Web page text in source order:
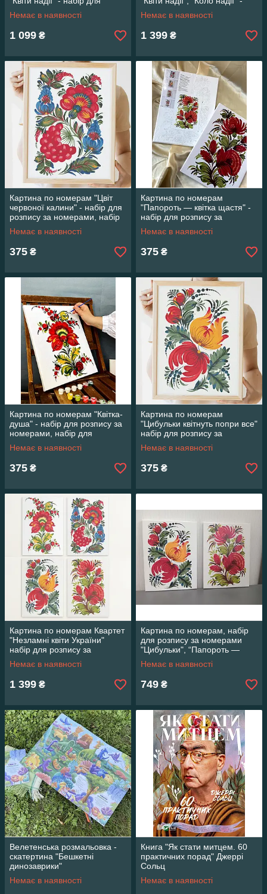
розпису за номерами
Немає в наявності
1 099 ₴
набір для розпису
Немає в наявності
1 399 ₴
Картина по номерам "Цвіт
червоної калини" - набір для
розпису за номерами, набір
для творчості
Немає в наявності
375 ₴
Картина по номерам
"Папороть — квітка щастя" -
набір для розпису за
номерами, набір для
творчості
Немає в наявності
375 ₴
Картина по номерам "Квітка-
душа" - набір для розпису за
номерами, набір для
творчості
Немає в наявності
375 ₴
Картина по номерам
"Цибульки квітнуть попри все"
набір для розпису за
номерами, набір для
творчості
Немає в наявності
375 ₴
Картина по номерам Квартет
"Незламні квіти України"
набір для розпису за
номерами, набір для
творчості
Немає в наявності
1 399 ₴
Картина по номерам, набір
для розпису за номерами
"Цибульки", “Папороть —
квітка щастя”
Немає в наявності
749 ₴
Велетенська розмальовка -
скатертина "Бешкетні
динозаврики"
Немає в наявності
Книга "Як стати митцем. 60
практичних порад" Джеррі
Сольц
Немає в наявності